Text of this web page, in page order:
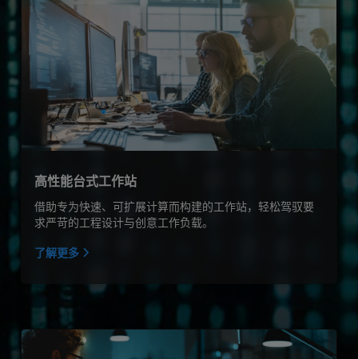
高性能台式工作站
借助专为快速、可扩展计算而构建的工作站，轻松驾驭要
求严苛的工程设计与创意工作负载。
了解更多